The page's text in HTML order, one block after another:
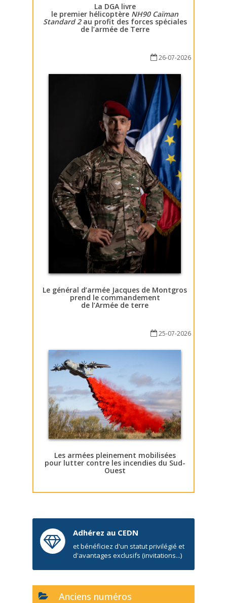
La DGA livre
le premier hélicoptère NH90 Caïman
Standard 2au profit des forces spéciales
de l’armée de Terre
26-07-2026
Le général d’armée Jacques de Montgros
prend le commandement
de l’Armée de terre
25-07-2026
Les armées pleinement mobilisées
pour lutter contre les incendies du Sud-
Ouest
Adhérez au CEDN
et bénéficiez d'un statut privilégié et
d'avantages exclusifs (invitations...)
Anciens numéros